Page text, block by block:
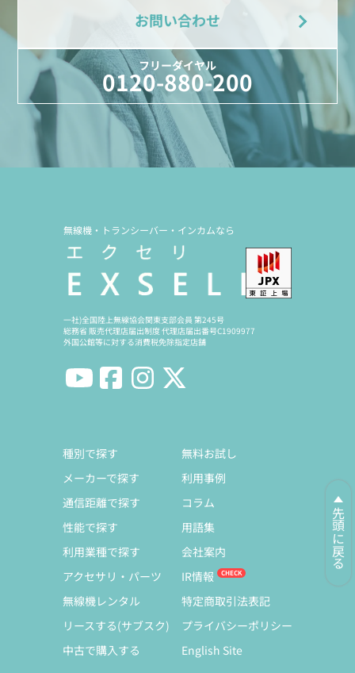
お問い合わせ
フリーダイヤル
0120-880-200
先頭に戻る
無線機・トランシーバー・インカムなら
一社)全国陸上無線協会関東支部会員 第245号
総務省 販売代理店届出制度 代理店届出番号C1909977
外国公館等に対する消費税免除指定店舗
種別で探す
メーカーで探す
通信距離で探す
性能で探す
利用業種で探す
アクセサリ・パーツ
無線機レンタル
リースする(サブスク)
中古で購入する
無料お試し
利用事例
コラム
用語集
会社案内
IR情報
特定商取引法表記
プライバシーポリシー
English Site